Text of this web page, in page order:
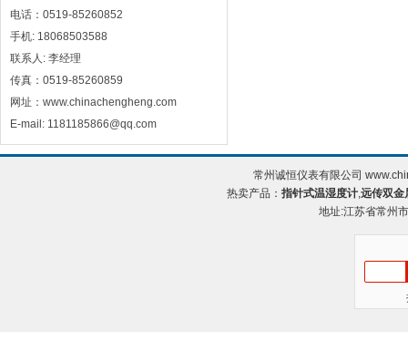
电话：0519-85260852
手机: 18068503588
联系人: 李经理
传真：0519-85260859
网址：www.chinachengheng.com
E-mail: 1181185866@qq.com
常州诚恒仪表有限公司
热卖产品：指针式温湿度计,远传双金
地址:江苏省常州